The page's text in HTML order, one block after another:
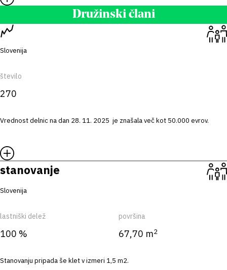
Družinski člani
Slovenija
število
270
Vrednost delnic na dan 28. 11. 2025 je znašala več kot 50.000 evrov.
stanovanje
Slovenija
lastniški delež
100 %
površina
67,70 m2
Stanovanju pripada še klet v izmeri 1,5 m2.